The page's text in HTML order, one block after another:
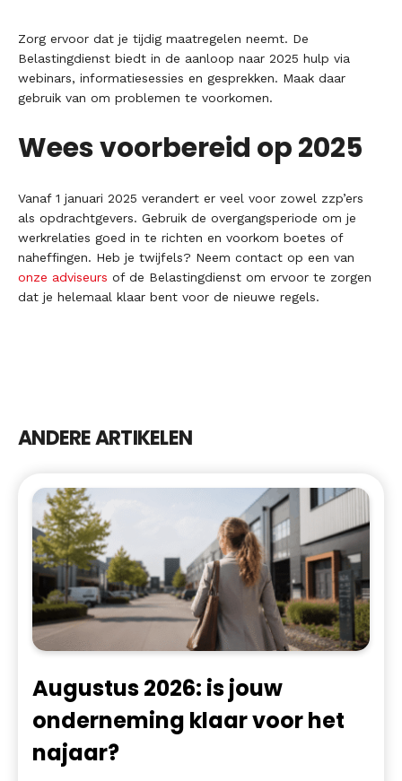
Zorg ervoor dat je tijdig maatregelen neemt. De
Belastingdienst biedt in de aanloop naar 2025 hulp via
webinars, informatiesessies en gesprekken. Maak daar
gebruik van om problemen te voorkomen.
Wees voorbereid op 2025
Vanaf 1 januari 2025 verandert er veel voor zowel zzp’ers
als opdrachtgevers. Gebruik de overgangsperiode om je
werkrelaties goed in te richten en voorkom boetes of
naheffingen. Heb je twijfels? Neem contact op een van
onze adviseurs of de Belastingdienst om ervoor te zorgen
dat je helemaal klaar bent voor de nieuwe regels.
ANDERE ARTIKELEN
Augustus 2026: is jouw
onderneming klaar voor het
najaar?